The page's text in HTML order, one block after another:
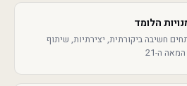
הלומד
חשיבה ביקורתית, יצירתיות, שיתוף
ה-21